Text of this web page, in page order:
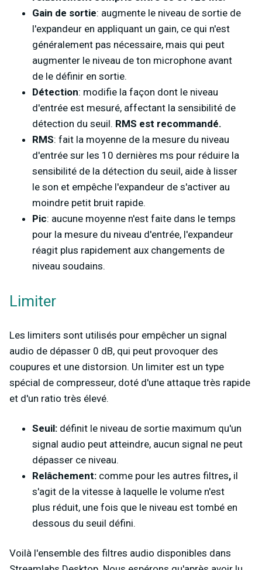
Gain de sortie: augmente le niveau de sortie de
l'expandeur en appliquant un gain, ce qui n'est
généralement pas nécessaire, mais qui peut
augmenter le niveau de ton microphone avant
de le définir en sortie.
Détection: modifie la façon dont le niveau
d'entrée est mesuré, affectant la sensibilité de
détection du seuil. RMS est recommandé.
RMS: fait la moyenne de la mesure du niveau
d'entrée sur les 10 dernières ms pour réduire la
sensibilité de la détection du seuil, aide à lisser
le son et empêche l'expandeur de s'activer au
moindre petit bruit rapide.
Pic: aucune moyenne n'est faite dans le temps
pour la mesure du niveau d'entrée, l'expandeur
réagit plus rapidement aux changements de
niveau soudains.
Limiter
Les limiters sont utilisés pour empêcher un signal
audio de dépasser 0 dB, qui peut provoquer des
coupures et une distorsion. Un limiter est un type
spécial de compresseur, doté d'une attaque très rapide
et d'un ratio très élevé.
Seuil: définit le niveau de sortie maximum qu'un
signal audio peut atteindre, aucun signal ne peut
dépasser ce niveau.
Relâchement: comme pour les autres filtres, il
s'agit de la vitesse à laquelle le volume n'est
plus réduit, une fois que le niveau est tombé en
dessous du seuil défini.
Voilà l'ensemble des filtres audio disponibles dans